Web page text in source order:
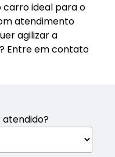
carro ideal para o
atendimento
agilizar a
Entre em contato
atendido?